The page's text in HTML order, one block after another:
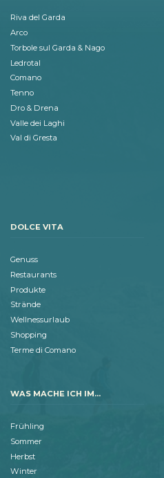
Riva del Garda
Arco
Torbole sul Garda & Nago
Ledrotal
Comano
Tenno
Dro & Drena
Valle dei Laghi
Val di Gresta
DOLCE VITA
Genuss
Restaurants
Produkte
Strände
Wellnessurlaub
Shopping
Terme di Comano
WAS MACHE ICH IM...
Frühling
Sommer
Herbst
Winter